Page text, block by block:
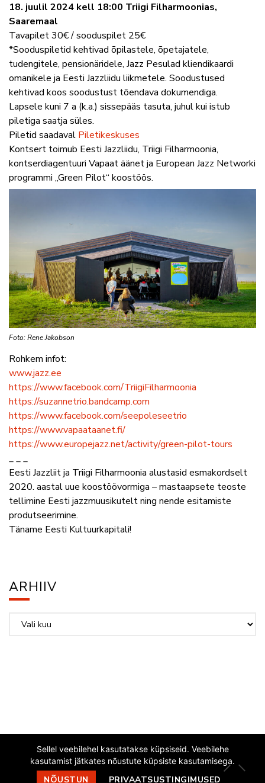
18. juulil 2024 kell 18:00 Triigi Filharmoonias,
Saaremaal
Tavapilet 30€ / sooduspilet 25€
*Sooduspiletid kehtivad õpilastele, õpetajatele,
tudengitele, pensionäridele, Jazz Pesulad kliendikaardi
omanikele ja Eesti Jazzliidu liikmetele. Soodustused
kehtivad koos soodustust tõendava dokumendiga.
Lapsele kuni 7 a (k.a.) sissepääs tasuta, juhul kui istub
piletiga saatja süles.
Piletid saadaval Piletikeskuses
Kontsert toimub Eesti Jazzliidu, Triigi Filharmoonia,
kontserdiagentuuri Vapaat äänet ja European Jazz Networki
programmi „Green Pilot“ koostöös.
Foto: Rene Jakobson
Rohkem infot:
www.jazz.ee
https://www.facebook.com/TriigiFilharmoonia
https://suzannetrio.bandcamp.com
https://www.facebook.com/seepoleseetrio
https://www.vapaataanet.fi/
https://www.europejazz.net/activity/green-pilot-tours
_ _ _
Eesti Jazzliit ja Triigi Filharmoonia alustasid esmakordselt
2020. aastal uue koostöövormiga – mastaapsete teoste
tellimine Eesti jazzmuusikutelt ning nende esitamiste
produtseerimine.
Täname Eesti Kultuurkapitali!
ARHIIV
EESTI JAZZLIIT
Sellel veebilehel kasutatakse küpsiseid. Veebilehe
kasutamist jätkates nõustute küpsiste kasutamisega.
NÕUSTUN PRIVAATSUSTINGIMUSED